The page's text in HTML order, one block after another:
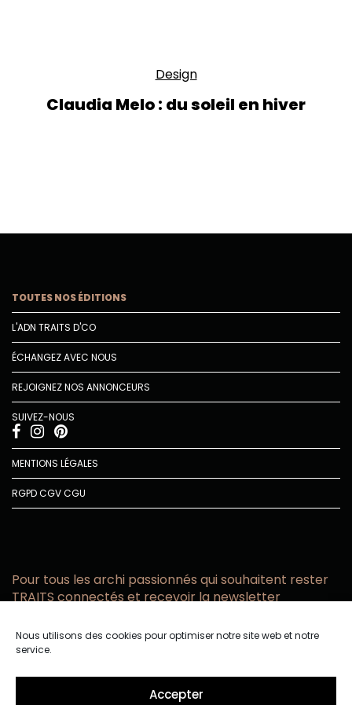
Nous utilisons des cookies pour optimiser notre site web et notre
service.
Accepter
Design
Claudia Melo : du soleil en hiver
TOUTES NOS ÉDITIONS
L'ADN TRAITS D'CO
ÉCHANGEZ AVEC NOUS
REJOIGNEZ NOS ANNONCEURS
SUIVEZ-NOUS
MENTIONS LÉGALES
RGPDCGVCGU
Pour tous les archi passionnés qui souhaitent rester
TRAITS connectés et recevoir la newsletter
email
confidentialité.